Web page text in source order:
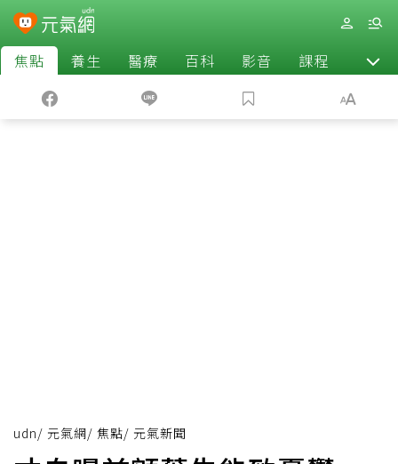
焦點 養生 醫療 百科 影音 課程 退休
udn/ 元氣網/ 焦點/ 元氣新聞